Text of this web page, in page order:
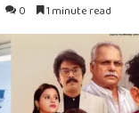
0 1 minute read